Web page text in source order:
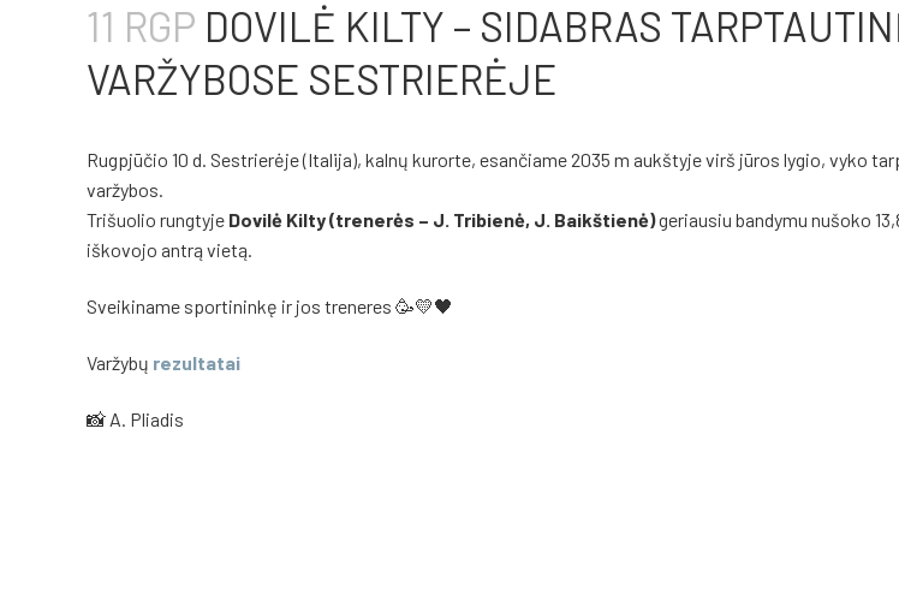
11 RGP DOVILĖ KILTY – SIDABRAS
VARŽYBOSE SESTRIERĖJE
Rugpjūčio 10 d. Sestrierėje (Italija), kalnų kurorte, esančiame 2035 m aukštyje virš jūros lygio, vyko
varžybos.
Trišuolio rungtyje Dovilė Kilty (trenerės – J. Tribienė, J. Baikštienė)geriausiu bandymu nušoko
iškovojo antrą vietą.
Sveikiname sportininkę ir jos treneres 🥳💛🖤
Varžybų rezultatai
📸 A. Pliadis